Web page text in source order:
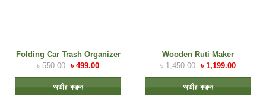
Folding Car Trash Organizer
৳550.00 ৳ 499.00
অর্ডার করুন
Wooden Ruti Maker
৳1,450.00 ৳ 1,199.00
অর্ডার করুন